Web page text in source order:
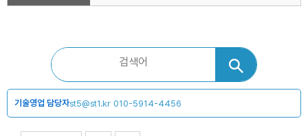
기술영업 담당자st5@st1.kr 010-5914-4456